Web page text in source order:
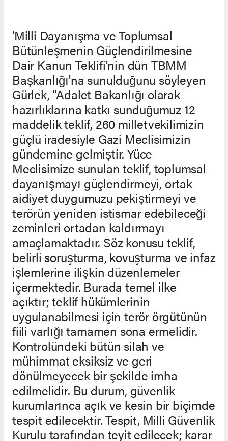
'Milli Dayanışma ve Toplumsal
Bütünleşmenin Güçlendirilmesine
Dair Kanun Teklifi'nin dün TBMM
Başkanlığı'na sunulduğunu söyleyen
Gürlek, "Adalet Bakanlığı olarak
hazırlıklarına katkı sunduğumuz 12
maddelik teklif, 260 milletvekilimizin
güçlü iradesiyle Gazi Meclisimizin
gündemine gelmiştir. Yüce
Meclisimize sunulan teklif, toplumsal
dayanışmayı güçlendirmeyi, ortak
aidiyet duygumuzu pekiştirmeyi ve
terörün yeniden istismar edebileceği
zeminleri ortadan kaldırmayı
amaçlamaktadır. Söz konusu teklif,
belirli soruşturma, kovuşturma ve infaz
işlemlerine ilişkin düzenlemeler
içermektedir. Burada temel ilke
açıktır; teklif hükümlerinin
uygulanabilmesi için terör örgütünün
fiili varlığı tamamen sona ermelidir.
Kontrolündeki bütün silah ve
mühimmat eksiksiz ve geri
dönülmeyecek bir şekilde imha
edilmelidir. Bu durum, güvenlik
kurumlarınca açık ve kesin bir biçimde
tespit edilecektir. Tespit, Milli Güvenlik
Kurulu tarafından teyit edilecek; karar